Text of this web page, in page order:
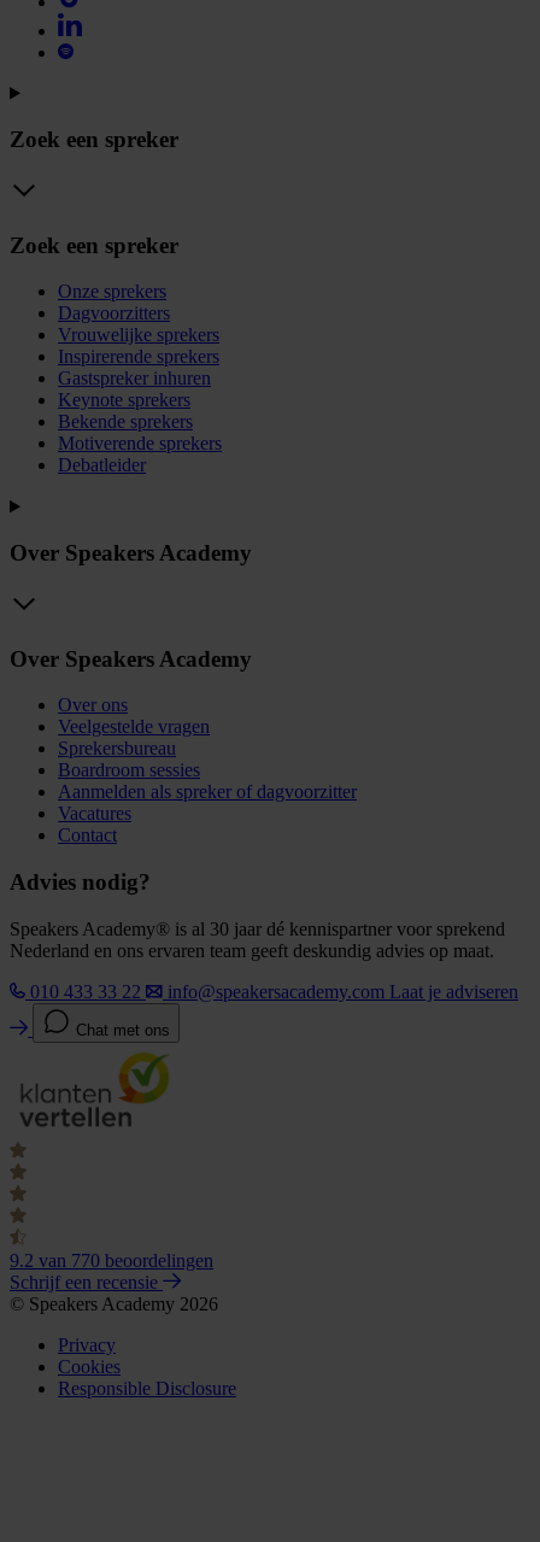
Zoek een spreker
Zoek een spreker
Onze sprekers
Dagvoorzitters
Vrouwelijke sprekers
Inspirerende sprekers
Gastspreker inhuren
Keynote sprekers
Bekende sprekers
Motiverende sprekers
Debatleider
Over Speakers Academy
Over Speakers Academy
Over ons
Veelgestelde vragen
Sprekersbureau
Boardroom sessies
Aanmelden als spreker of dagvoorzitter
Vacatures
Contact
Advies nodig?
Speakers Academy® is al 30 jaar dé kennispartner voor sprekend
Nederland en ons ervaren team geeft deskundig advies op maat.
010 433 33 22
info@speakersacademy.com Laat je adviseren
Chat met ons
9.2 van 770 beoordelingen
Schrijf een recensie
© Speakers Academy 2026
Privacy
Cookies
Responsible Disclosure